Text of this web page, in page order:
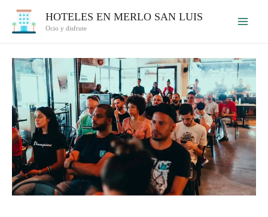
HOTELES EN MERLO SAN LUIS
Ocio y disfrute